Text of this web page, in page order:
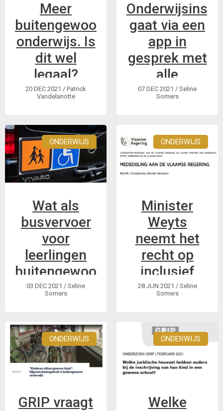
om zelf te kiezen
wie ...
Meer
buitengewoon
onderwijs. Is
dit wel
legaal?
20 DEC 2021 / Patrick
Vandelanotte
gaat via een
app in
gesprek met
alle
heeft een app
gelanceerd:
VOI.CE om in
gesprek te gaan met
07 DEC 2021 / Seline
Somers
ONDERWIJS
Wat als
busvervoer
voor
leerlingen
buitengewoon
onderwijs
werd?
Zoals jullie
waarschijnlijk wel
weten staat GRIP
dit artikel dan met
03 DEC 2021 / Seline
Somers
ONDERWIJS
Minister
Weyts
neemt het
recht op
inclusief
onderwijs
28 JUN 2021 / Seline
Somers
ONDERWIJS
GRIP vraagt
ONDERWIJS
Welke